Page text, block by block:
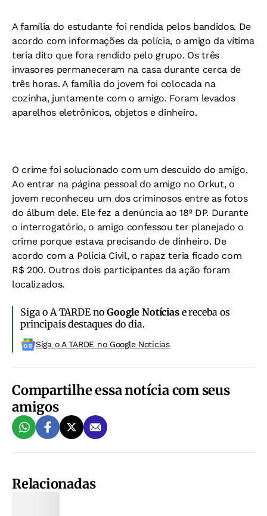
A família do estudante foi rendida pelos bandidos. De
acordo com informações da polícia, o amigo da vítima
teria dito que fora rendido pelo grupo. Os três
invasores permaneceram na casa durante cerca de
três horas. A família do jovem foi colocada na
cozinha, juntamente com o amigo. Foram levados
aparelhos eletrônicos, objetos e dinheiro.
O crime foi solucionado com um descuido do amigo.
Ao entrar na página pessoal do amigo no Orkut, o
jovem reconheceu um dos criminosos entre as fotos
do álbum dele. Ele fez a denúncia ao 18º DP. Durante
o interrogatório, o amigo confessou ter planejado o
crime porque estava precisando de dinheiro. De
acordo com a Polícia Civil, o rapaz teria ficado com
R$ 200. Outros dois participantes da ação foram
localizados.
Siga o A TARDE noGoogle Notíciase receba os
principais destaques do dia.
Siga o A TARDE no Google Noticias
Compartilhe essa notícia com seus
amigos
Relacionadas